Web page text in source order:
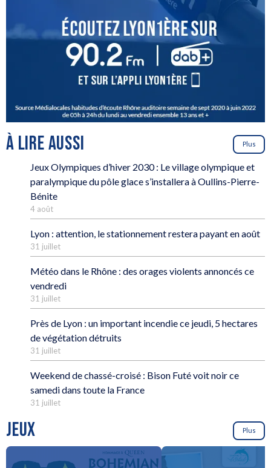
À LIRE AUSSI Plus
Jeux Olympiques d’hiver 2030 : Le village olympique et
paralympique du pôle glace s’installera à Oullins-Pierre-
Bénite
4 août
Lyon : attention, le stationnement restera payant en août
31 juillet
Météo dans le Rhône : des orages violents annoncés ce
vendredi
31 juillet
Près de Lyon : un important incendie ce jeudi, 5 hectares
de végétation détruits
31 juillet
Weekend de chassé-croisé : Bison Futé voit noir ce
samedi dans toute la France
31 juillet
JEUX Plus